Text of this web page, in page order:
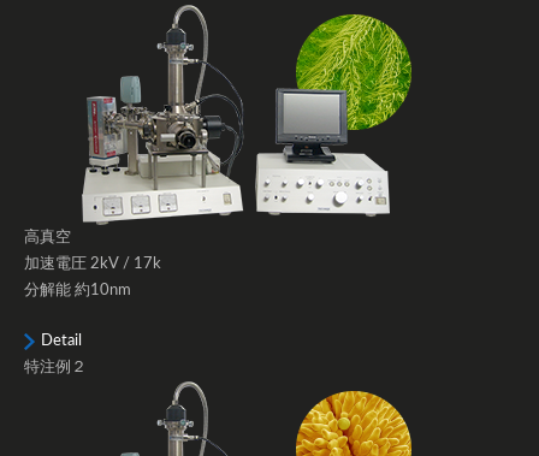
高真空
加速電圧 2kV / 17k
分解能 約10nm
Detail
特注例２